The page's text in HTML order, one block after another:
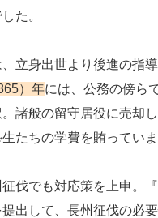
た。
立身出世より後進の指
）年には、公務の傍ら
諸般の留守居役に売却
たちの学費を賄っていま
伐でも対応策を上申。
出して、長州征伐の必